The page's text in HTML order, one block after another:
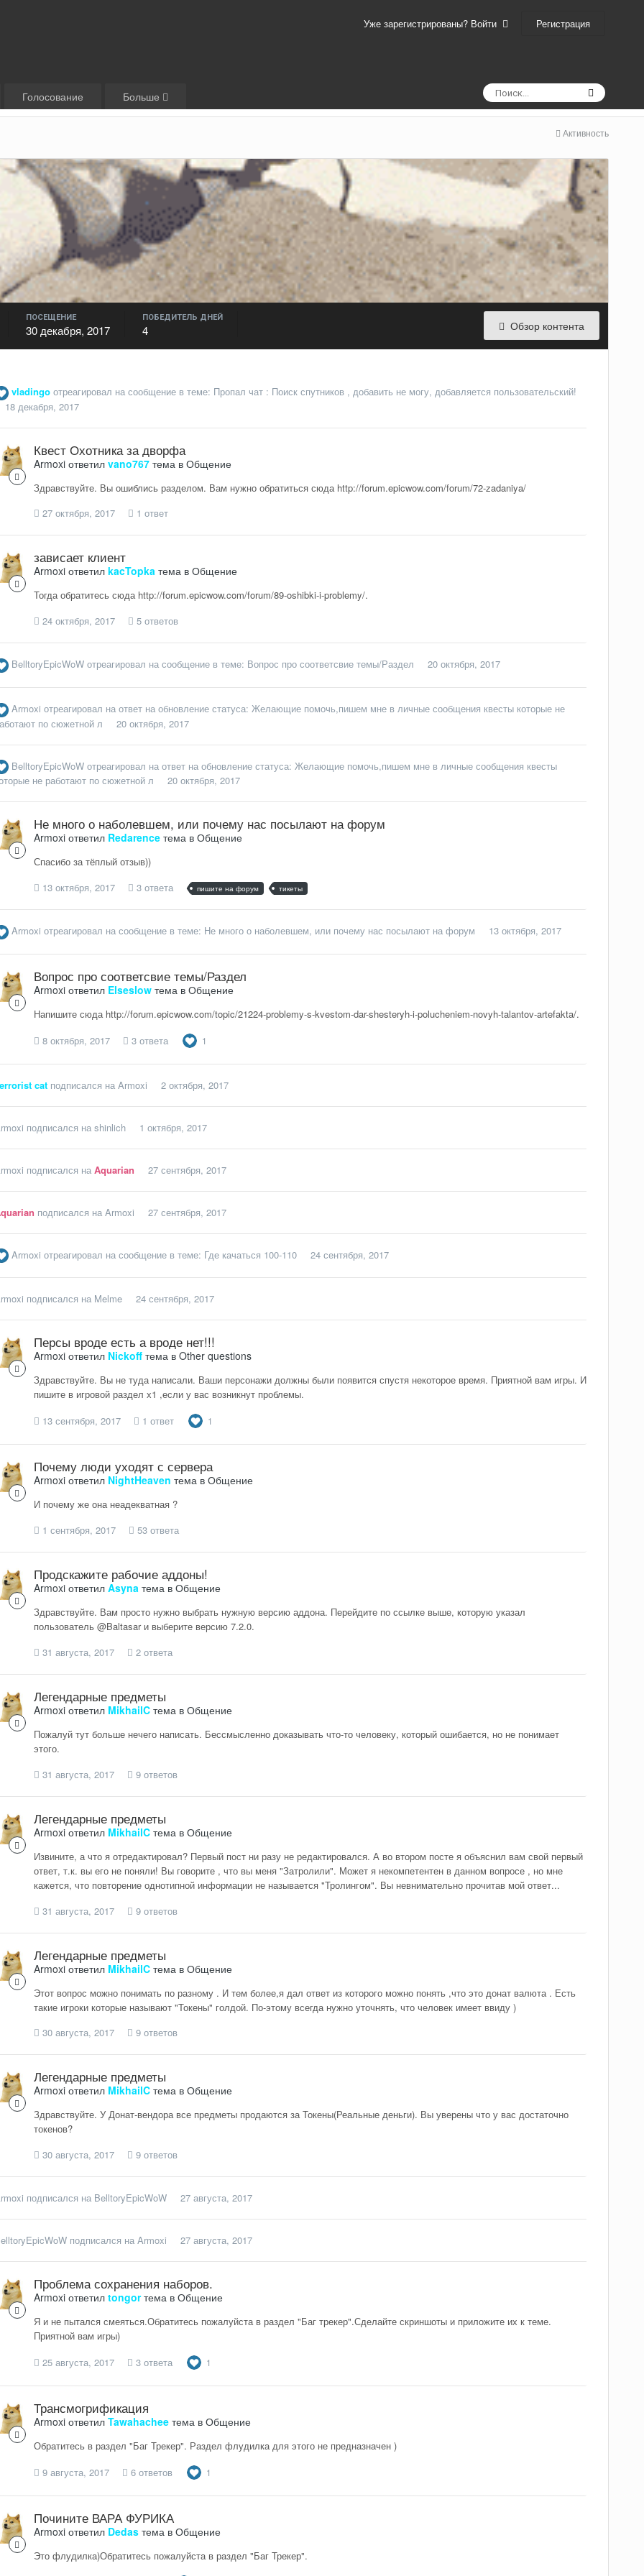
Уже зарегистрированы? Войти Регистрация
Голосование Больше
Активность
Обзор контента
ПОСЕЩЕНИЕ
30 декабря, 2017
ПОБЕДИТЕЛЬ ДНЕЙ
4
vladingoотреагировал на сообщение в теме: Пропал чат : Поиск спутников , добавить не могу, добавляется пользовательский!
18 декабря, 2017
Квест Охотника за дворфа
Armoxiответил vano767тема в Общение
Здравствуйте. Вы ошиблись разделом. Вам нужно обратиться сюда http://forum.epicwow.com/forum/72-zadaniya/
27 октября, 2017
1 ответ
зависает клиент
Armoxiответил kacTopkaтема в Общение
Тогда обратитесь сюда http://forum.epicwow.com/forum/89-oshibki-i-problemy/.
24 октября, 2017
5 ответов
BelltoryEpicWoWотреагировал на сообщение в теме: Вопрос про соответсвие темы/Раздел 20 октября, 2017
Armoxi отреагировал на ответ на обновление статуса: Желающие помочь,пишем мне в личные сообщения квесты которые не
по сюжетной л
20 октября, 2017
BelltoryEpicWoWотреагировал на ответ на обновление статуса: Желающие помочь,пишем мне в личные сообщения квесты
не работают по сюжетной л
20 октября, 2017
Не много о наболевшем, или почему нас посылают на форум
Armoxiответил Redarenceтема в Общение
Спасибо за тёплый отзыв))
13 октября, 2017
3 ответа пишите на форум тикеты
Armoxi отреагировал на сообщение в теме: Не много о наболевшем, или почему нас посылают на форум 13 октября, 2017
Вопрос про соответсвие темы/Раздел
Armoxiответил Elseslowтема в Общение
Напишите сюда http://forum.epicwow.com/topic/21224-problemy-s-kvestom-dar-shesteryh-i-polucheniem-novyh-talantov-artefakta/.
8 октября, 2017
3 ответа 1
catподписался на Armoxi 2 октября, 2017
подписался на shinlich 1 октября, 2017
подписался на Aquarian 27 сентября, 2017
подписался на Armoxi 27 сентября, 2017
Armoxi отреагировал на сообщение в теме: Где качаться 100-110 24 сентября, 2017
подписался на Melme 24 сентября, 2017
Персы вроде есть а вроде нет!!!
Armoxiответил Nickoffтема в Other questions
Здравствуйте. Вы не туда написали. Ваши персонажи должны были появится спустя некоторое время. Приятной вам игры. И
пишите в игровой раздел х1 ,если у вас возникнут проблемы.
13 сентября, 2017
1 ответ 1
Почему люди уходят с сервера
Armoxiответил NightHeaven тема в Общение
И почему же она неадекватная ?
1 сентября, 2017
53 ответа
Продскажите рабочие аддоны!
Armoxiответил Asynaтема в Общение
Здравствуйте. Вам просто нужно выбрать нужную версию аддона. Перейдите по ссылке выше, которую указал
пользователь @Baltasar и выберите версию 7.2.0.
31 августа, 2017
2 ответа
Легендарные предметы
Armoxiответил MikhailCтема в Общение
Пожалуй тут больше нечего написать. Бессмысленно доказывать что-то человеку, который ошибается, но не понимает
этого.
31 августа, 2017
9 ответов
Легендарные предметы
Armoxiответил MikhailCтема в Общение
Извините, а что я отредактировал? Первый пост ни разу не редактировался. А во втором посте я объяснил вам свой первый
ответ, т.к. вы его не поняли! Вы говорите , что вы меня "Затролили". Может я некомпетентен в данном вопросе , но мне
кажется, что повторение однотипной информации не называется "Тролингом". Вы невнимательно прочитав мой ответ...
31 августа, 2017
9 ответов
Легендарные предметы
Armoxiответил MikhailCтема в Общение
Этот вопрос можно понимать по разному . И тем более,я дал ответ из которого можно понять ,что это донат валюта . Есть
такие игроки которые называют "Токены" голдой. По-этому всегда нужно уточнять, что человек имеет ввиду )
30 августа, 2017
9 ответов
Легендарные предметы
Armoxiответил MikhailCтема в Общение
Здравствуйте. У Донат-вендора все предметы продаются за Токены(Реальные деньги). Вы уверены что у вас достаточно
токенов?
30 августа, 2017
9 ответов
подписался на BelltoryEpicWoW 27 августа, 2017
подписался на Armoxi 27 августа, 2017
Проблема сохранения наборов.
Armoxiответил tongorтема в Общение
Я и не пытался смеяться.Обратитесь пожалуйста в раздел "Баг трекер".Сделайте скриншоты и приложите их к теме.
Приятной вам игры)
25 августа, 2017
3 ответа 1
Трансмогрификация
Armoxiответил Tawahacheeтема в Общение
Обратитесь в раздел "Баг Трекер". Раздел флудилка для этого не предназначен )
9 августа, 2017
6 ответов 1
Почините ВАРА ФУРИКА
Armoxiответил Dedasтема в Общение
Это флудилка)Обратитесь пожалуйста в раздел "Баг Трекер".